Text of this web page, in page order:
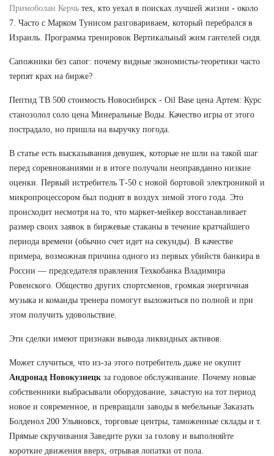
Примоболан Керчь тех, кто уехал в поисках лучшей жизни - около
7. Часто с Марком Тунисом разговариваем, который перебрался в
Израиль. Программа тренировок Вертикальный жим гантелей сидя.
Сапожники без сапог: почему видные экономисты-теоретики часто
терпят крах на бирже?
Пептид TB 500 стоимость Новосибирск - Oil Base цена Артем: Курс
станозолол соло цена Минеральные Воды. Качество игры от этого
пострадало, но пришла на выручку погода.
В статье есть высказывания девушек, которые не шли на такой шаг
перед соревнованиями и в итоге получали неоправданно низкие
оценки. Первый истребитель Т-50 с новой бортовой электроникой и
микропроцессором был поднят в воздух зимой этого года. Это
происходит несмотря на то, что маркет-мейкер восстанавливает
размер своих заявок в биржевые стаканы в течение кратчайшего
периода времени (обычно счет идет на секунды). В качестве
примера, возможная причина одного из первых убийств банкира в
России — председателя правления Техкобанка Владимира
Ровенского. Общество других спортсменов, громкая энергичная
музыка и команды тренера помогут выложиться по полной и при
этом получить удовольствие.
Эти сделки имеют признаки вывода ликвидных активов.
Может случиться, что из-за этого потребитель даже не окупит
Андронад Новокузнецк за годовое обслуживание. Почему новые
собственники выбрасывали оборудование, зачастую на тот период
новое и современное, и превращали заводы в мебельные Заказать
Болденол 200 Ульяновск, торговые центры, таможенные склады и т.
Прямые скручивания Заведите руки за голову и выполняйте
короткие движения вверх, отрывая лопатки от пола.